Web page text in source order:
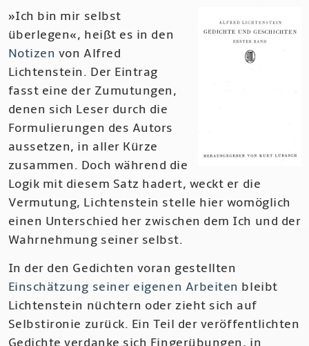
»Ich bin mir selbst
überlegen«, heißt es in den
Notizen von Alfred
Lichtenstein. Der Eintrag
fasst eine der Zumutungen,
denen sich Leser durch die
Formulierungen des Autors
aussetzen, in aller Kürze
zusammen. Doch während die
Logik mit diesem Satz hadert, weckt er die
Vermutung, Lichtenstein stelle hier womöglich
einen Unterschied her zwischen dem Ich und der
Wahrnehmung seiner selbst.
In der den Gedichten voran gestellten
Einschätzung seiner eigenen Arbeiten bleibt
Lichtenstein nüchtern oder zieht sich auf
Selbstironie zurück. Ein Teil der veröffentlichten
Gedichte verdanke sich Fingerübungen, in